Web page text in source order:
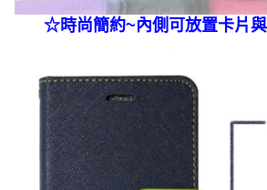
☆時尚簡約~內側可放置卡片